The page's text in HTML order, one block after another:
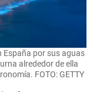
España por sus aguas
alrededor de ella
FOTO: GETTY